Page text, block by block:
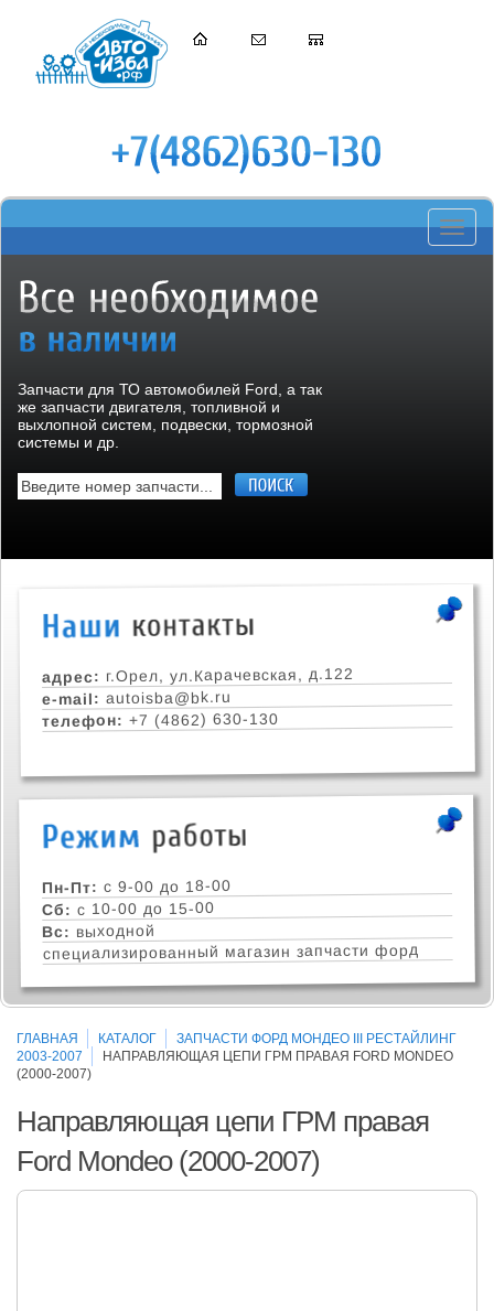
Toggle
Запчасти для ТО автомобилей Ford, а так
же запчасти двигателя, топливной и
выхлопной систем, подвески, тормозной
системы и др.
адрес: г.Орел, ул.Карачевская, д.122
e-mail: autoisba@bk.ru
телефон: +7 (4862) 630-130
Пн-Пт: с 9-00 до 18-00
Сб: с 10-00 до 15-00
Вс: выходной
специализированный магазин запчасти форд
ГЛАВНАЯ КАТАЛОГ
ЗАПЧАСТИ ФОРД МОНДЕО III РЕСТАЙЛИНГ
2003-2007
НАПРАВЛЯЮЩАЯ ЦЕПИ ГРМ ПРАВАЯ FORD MONDEO
(2000-2007)
Направляющая цепи ГРМ правая
Ford Mondeo (2000-2007)